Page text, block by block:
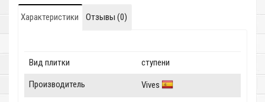
Характеристики Отзывы (0)
Вид плитки ступени
Производитель Vives